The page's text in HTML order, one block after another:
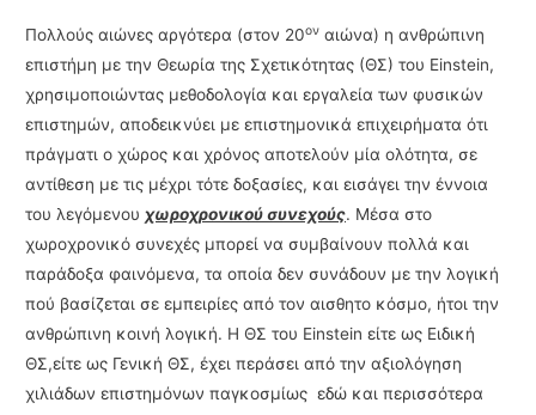
Πολλούς αιώνες αργότερα (στον 20ον αιώνα) η ανθρώπινη
επιστήμη με την Θεωρία της Σχετικότητας (ΘΣ) του Einstein,
χρησιμοποιώντας μεθοδολογία και εργαλεία των φυσικών
επιστημών, αποδεικνύει με επιστημονικά επιχειρήματα ότι
πράγματι ο χώρος και χρόνος αποτελούν μία ολότητα, σε
αντίθεση με τις μέχρι τότε δοξασίες, και εισάγει την έννοια
του λεγόμενουχωροχρονικού συνεχούς. Μέσα στο
χωροχρονικό συνεχές μπορεί να συμβαίνουν πολλά και
παράδοξα φαινόμενα, τα οποία δεν συνάδουν με την λογική
πού βασίζεται σε εμπειρίες από τον αισθητο κόσμο, ήτοι την
ανθρώπινη κοινή λογική. Η ΘΣ του Einstein είτε ως Ειδική
ΘΣ,είτε ως Γενική ΘΣ, έχει περάσει από την αξιολόγηση
χιλιάδων επιστημόνων παγκοσμίως εδώ και περισ­σότερα